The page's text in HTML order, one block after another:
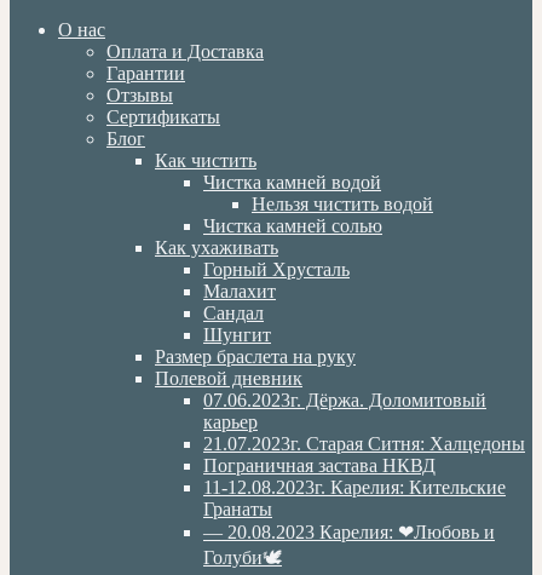
О нас
Оплата и Доставка
Гарантии
Отзывы
Сертификаты
Блог
Как чистить
Чистка камней водой
Нельзя чистить водой
Чистка камней солью
Как ухаживать
Горный Хрусталь
Малахит
Сандал
Шунгит
Размер браслета на руку
Полевой дневник
07.06.2023г. Дёржа. Доломитовый
карьер
21.07.2023г. Старая Ситня: Халцедоны
Пограничная застава НКВД
11-12.08.2023г. Карелия: Кительские
Гранаты
— 20.08.2023 Карелия: ❤Любовь и
Голуби🕊